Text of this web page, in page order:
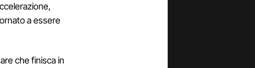
a essere
che finisca in